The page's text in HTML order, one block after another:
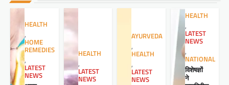
HEALTH
,
HOME
REMEDIES
,
LATEST
NEWS
HEALTH
,
LATEST
NEWS
AYURVEDA
,
HEALTH
,
LATEST
NEWS
HEALTH
,
LATEST
NEWS
,
NATIONAL
विशेषज्ञों
ने